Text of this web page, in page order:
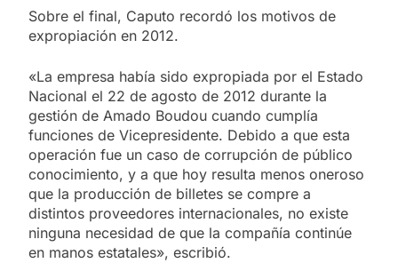
Sobre el final, Caputo recordó los motivos de
expropiación en 2012.
«La empresa había sido expropiada por el Estado
Nacional el 22 de agosto de 2012 durante la
gestión de Amado Boudou cuando cumplía
funciones de Vicepresidente. Debido a que esta
operación fue un caso de corrupción de público
conocimiento, y a que hoy resulta menos oneroso
que la producción de billetes se compre a
distintos proveedores internacionales, no existe
ninguna necesidad de que la compañía continúe
en manos estatales», escribió.